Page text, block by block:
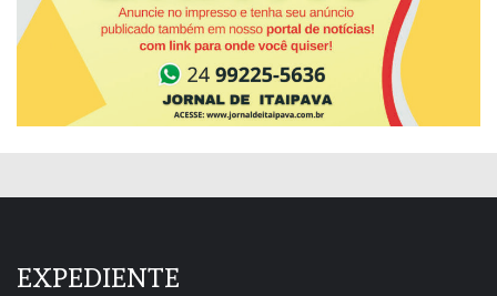
EXPEDIENTE